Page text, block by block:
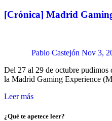
[Crónica] Madrid
Pablo Castejón Nov 3,
Del 27 al 29 de octubre pudimos
la Madrid Gaming Experience
Leer más
¿Qué te apetece leer?